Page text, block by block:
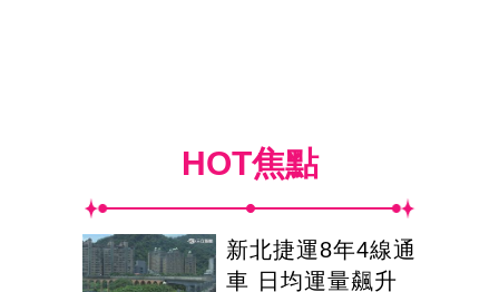
HOT焦點
新北捷運8年4線通
車 日均運量飆升